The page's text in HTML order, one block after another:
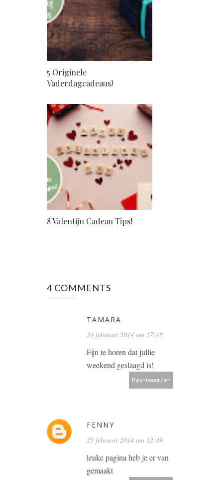
5 Originele
Vaderdagcadeaus!
8 Valentijn Cadeau Tips!
4 COMMENTS
TAMARA
24 februari 2014 om 17:18
Fijn te horen dat jullie
weekend geslaagd is!
Beantwoorden
FENNY
25 februari 2014 om 12:49
leuke pagina heb je er van
gemaakt